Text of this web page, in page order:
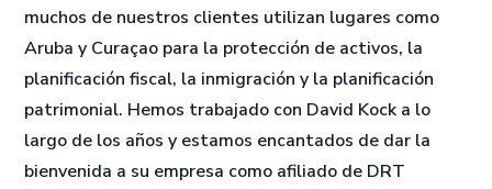
muchos de nuestros clientes utilizan lugares como
Aruba y Curaçao para la protección de activos, la
planificación fiscal, la inmigración y la planificación
patrimonial. Hemos trabajado con David Kock a lo
largo de los años y estamos encantados de dar la
bienvenida a su empresa como afiliado de DRT